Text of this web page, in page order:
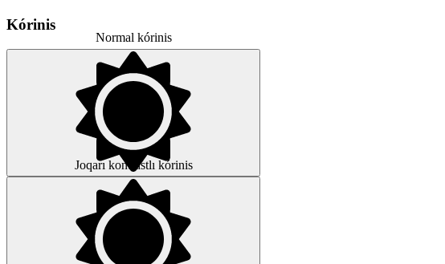
Kórinis
Normal kórinis
Joqarı kontrastlı kórinis